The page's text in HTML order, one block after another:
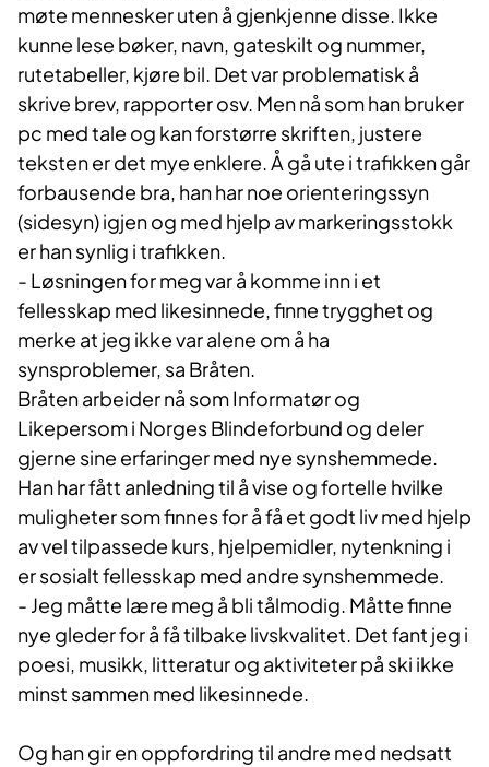
møte mennesker uten å gjenkjenne disse. Ikke
kunne lese bøker, navn, gateskilt og nummer,
rutetabeller, kjøre bil. Det var problematisk å
skrive brev, rapporter osv. Men nå som han bruker
pc med tale og kan forstørre skriften, justere
teksten er det mye enklere. Å gå ute i trafikken går
forbausende bra, han har noe orienteringssyn
(sidesyn) igjen og med hjelp av markeringsstokk
er han synlig i trafikken.
- Løsningen for meg var å komme inn i et
fellesskap med likesinnede, finne trygghet og
merke at jeg ikke var alene om å ha
synsproblemer, sa Bråten.
Bråten arbeider nå som Informatør og
Likepersom i Norges Blindeforbund og deler
gjerne sine erfaringer med nye synshemmede.
Han har fått anledning til å vise og fortelle hvilke
muligheter som finnes for å få et godt liv med hjelp
av vel tilpassede kurs, hjelpemidler, nytenkning i
er sosialt fellesskap med andre synshemmede.
- Jeg måtte lære meg å bli tålmodig. Måtte finne
nye gleder for å få tilbake livskvalitet. Det fant jeg i
poesi, musikk, litteratur og aktiviteter på ski ikke
minst sammen med likesinnede.
Og han gir en oppfordring til andre med nedsatt